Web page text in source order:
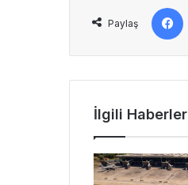
Paylaş
İlgili Haberler